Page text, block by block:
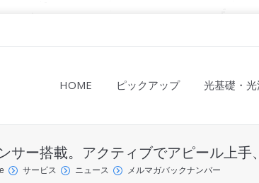
HOME ピックアップ 光基礎・
サー搭載。アクティブでアピール上
サービス ニュース メルマガバックナンバー